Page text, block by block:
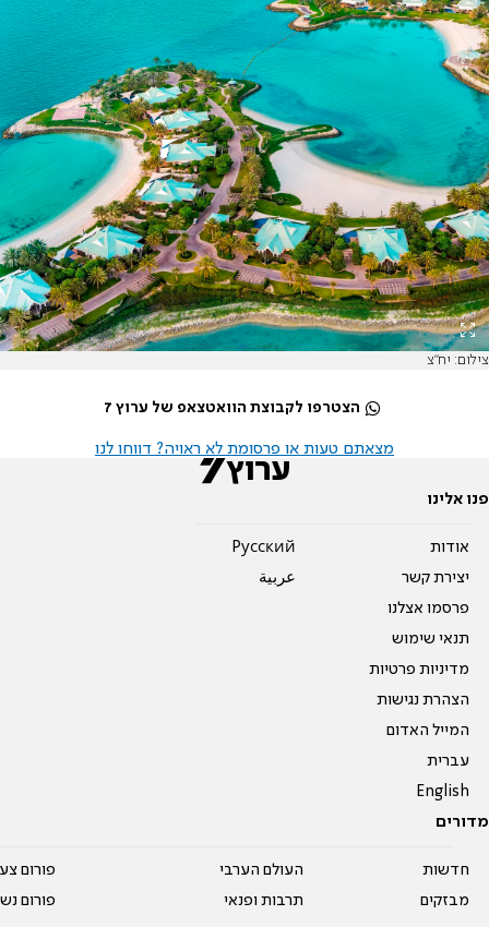
צילום: יח"צ
הצטרפו לקבוצת הוואטצאפ של ערוץ 7
מצאתם טעות או פרסומת לא ראויה? דווחו לנו
פנו אלינו
אודות
יצירת קשר
פרסמו אצלנו
תנאי שימוש
מדיניות פרטיות
הצהרת נגישות
המייל האדום
עברית
English
Pусский
عربية
מדורים
חדשות
מבזקים
העולם הערבי
תרבות ופנאי
פורום
פורום